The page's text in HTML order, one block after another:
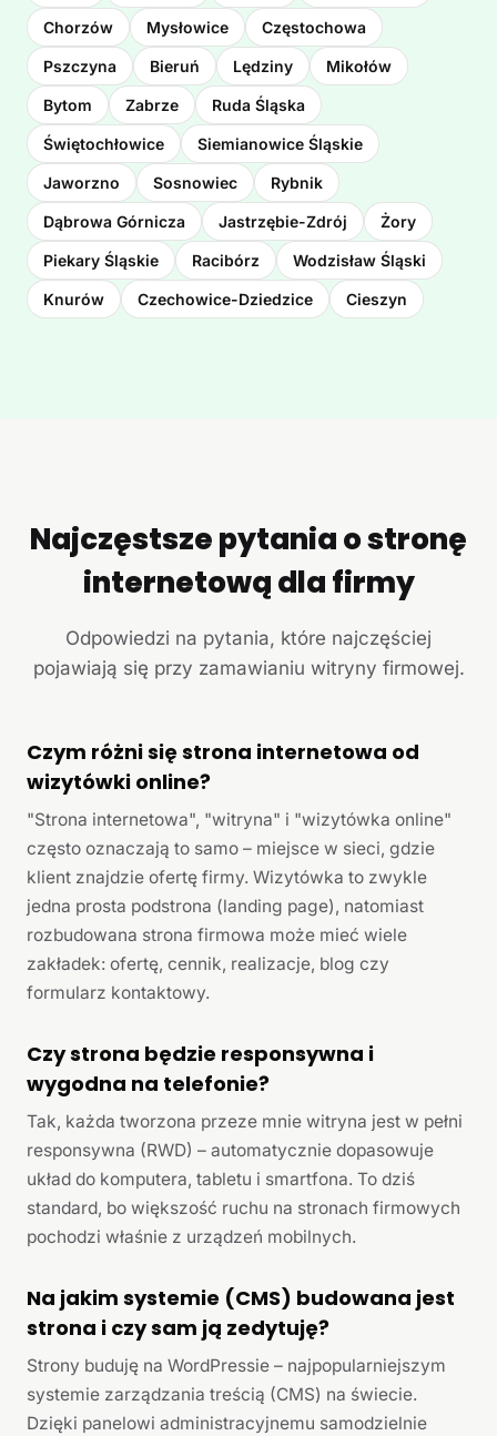
Chorzów Mysłowice Częstochowa
Pszczyna Bieruń Lędziny Mikołów
Bytom Zabrze Ruda Śląska
Świętochłowice Siemianowice Śląskie
Jaworzno Sosnowiec Rybnik
Dąbrowa Górnicza Jastrzębie-Zdrój Żory
Piekary Śląskie Racibórz Wodzisław Śląski
Knurów Czechowice-Dziedzice Cieszyn
Najczęstsze pytania o stronę
internetową dla firmy
Odpowiedzi na pytania, które najczęściej
pojawiają się przy zamawianiu witryny firmowej.
Czym różni się strona internetowa od
wizytówki online?
"Strona internetowa", "witryna" i "wizytówka online"
często oznaczają to samo – miejsce w sieci, gdzie
klient znajdzie ofertę firmy. Wizytówka to zwykle
jedna prosta podstrona (landing page), natomiast
rozbudowana strona firmowa może mieć wiele
zakładek: ofertę, cennik, realizacje, blog czy
formularz kontaktowy.
Czy strona będzie responsywna i
wygodna na telefonie?
Tak, każda tworzona przeze mnie witryna jest w pełni
responsywna (RWD) – automatycznie dopasowuje
układ do komputera, tabletu i smartfona. To dziś
standard, bo większość ruchu na stronach firmowych
pochodzi właśnie z urządzeń mobilnych.
Na jakim systemie (CMS) budowana jest
strona i czy sam ją zedytuję?
Strony buduję na WordPressie – najpopularniejszym
systemie zarządzania treścią (CMS) na świecie.
Dzięki panelowi administracyjnemu samodzielnie